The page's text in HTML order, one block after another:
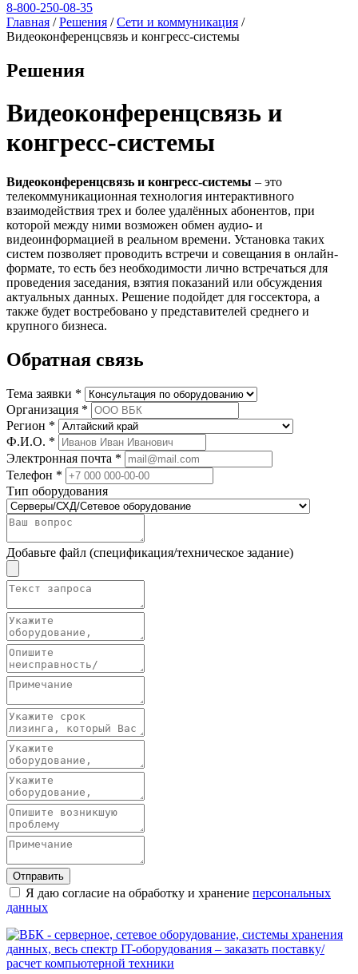
8‑800‑250‑08‑35
Главная /Решения /Сети и коммуникация /
Видеоконференцсвязь и конгресс-системы
Решения
Видеоконференцсвязь и
конгресс-системы
Видеоконференцсвязь и конгресс-системы – это
телекоммуникационная технология интерактивного
взаимодействия трех и более удалённых абонентов, при
которой между ними возможен обмен аудио- и
видеоинформацией в реальном времени. Установка таких
систем позволяет проводить встречи и совещания в онлайн-
формате, то есть без необходимости лично встречаться для
проведения заседания, взятия показаний или обсуждения
актуальных данных. Решение подойдет для госсектора, а
также будет востребовано у представителей среднего и
крупного бизнеса.
Обратная связь
Тема заявки *
Организация *
Регион *
Ф.И.О. *
Электронная почта *
Телефон *
Тип оборудования
Добавьте файл (спецификация/техническое задание)
Отправить
Я даю согласие на обработку и хранение персональных
данных